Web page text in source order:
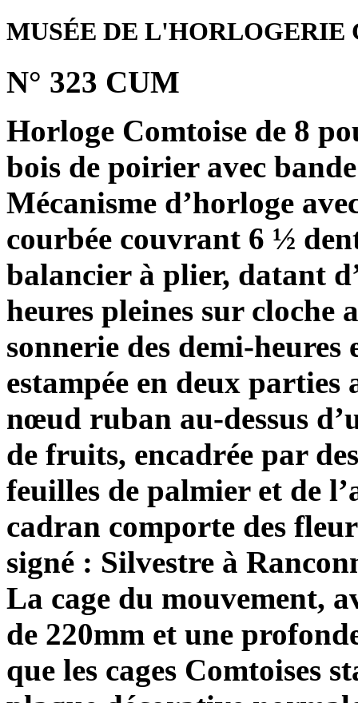
MUSÉE DE L'HORLOGERIE
N° 323 CUM
Horloge Comtoise de 8
bois de poirier avec
Mécanisme d’horloge
courbée couvrant 6 ½
balancier à plier, datant
heures pleines sur cloche
sonnerie des demi-
estampée en deux parties
nœud ruban au-dessus
de fruits, encadrée par
feuilles de palmier et de
cadran comporte des
signé : Silvestre à
La cage du mouvement,
de 220mm et une
que les cages Comtoises